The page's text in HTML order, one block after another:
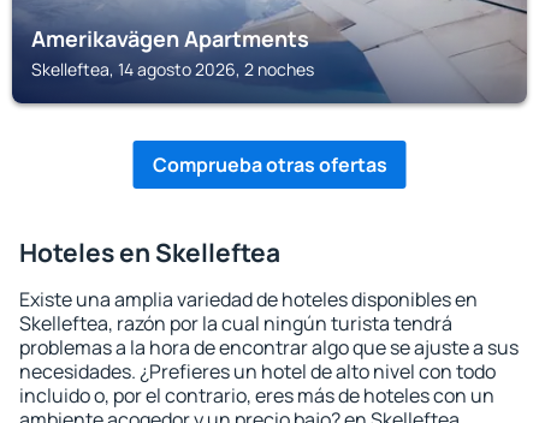
Amerikavägen Apartments
Skelleftea, 14 agosto 2026, 2 noches
Comprueba otras ofertas
Hoteles en Skelleftea
Existe una amplia variedad de hoteles disponibles en
Skelleftea, razón por la cual ningún turista tendrá
problemas a la hora de encontrar algo que se ajuste a sus
necesidades. ¿Prefieres un hotel de alto nivel con todo
incluido o, por el contrario, eres más de hoteles con un